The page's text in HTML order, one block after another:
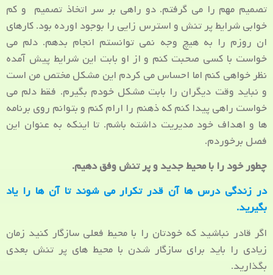
تصمیم مهم را می گرفتم. دو راهی بر سر اتخاذ تصمیم و کم
خوابی شرایط پر تنش و استرس زایی را بوجود اورده بود. کارهای
ان روزم را به هیچ وجه نمی توانستم انجام بدهم. دلم می
خواست با کسی صحبت کنم و از او بابت این شرایط پیش آمده
نظر خواهی کنم اما احساس می کردم این مشکل مختص من است
و نباید وقت دیگران را بابت مشکل خودم بگیرم. فقط دلم می
خواست راهی پیدا کنم که ذهنم را ارام کنم و بتوانم روی برنامه
ها و اهداف خود مدیریت داشته باشم. تا اینکه به عنوان این
فصل برخوردم.
چطور خود را با محیط جدید و پر تنش وفق دهیم.
در زندگی درس ها آن قدر تکرار می شوند تا آن ها را یاد
بگیرید.
اگر قادر نباشید که خودتان را با محیط فعلی سازگار کنید زمان
زیادی را باید برای سازگار شدن با محیط های پر تنش بعدی
بگذارید.